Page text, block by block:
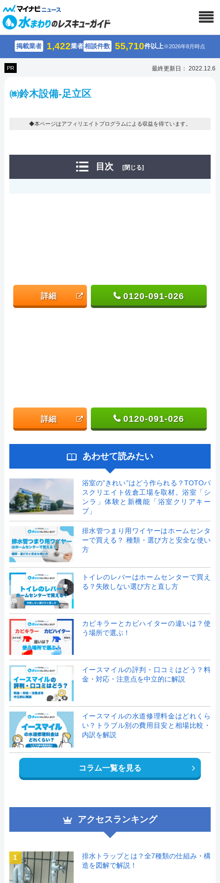
掲載業者 1,422業者相談件数 55,710件以上※2026年8月時点
PR 最終更新日： 2022.12.6
㈱鈴木設備-足立区
◆本ページはアフィリエイトプログラムによる収益を得ています。
目次 [閉じる]
詳細 0120-091-026
詳細 0120-091-026
あわせて読みたい
浴室の”きれい”はどう作られる？TOTOバ
スクリエイト佐倉工場を取材。浴室「シ
ンラ」体験と新機能「浴室クリアキー
プ」
排水管つまり用ワイヤーはホームセンタ
ーで買える？ 種類・選び方と安全な使い
方
トイレのレバーはホームセンターで買え
る？失敗しない選び方と直し方
カビキラーとカビハイターの違いは？使
う場所で選ぶ！
イースマイルの評判・口コミはどう？料
金・対応・注意点を中立的に解説
イースマイルの水道修理料金はどれくら
い？トラブル別の費用目安と相場比較・
内訳を解説
コラム一覧を見る
アクセスランキング
1
排水トラップとは？全7種類の仕組み・構
造を図解で解説！